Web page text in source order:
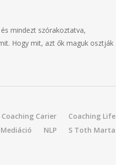
mindezt szórakoztatva,
Hogy mit, azt ők maguk osztják
Coaching Carier
Coaching Life
Mediáció NLP S Toth Marta